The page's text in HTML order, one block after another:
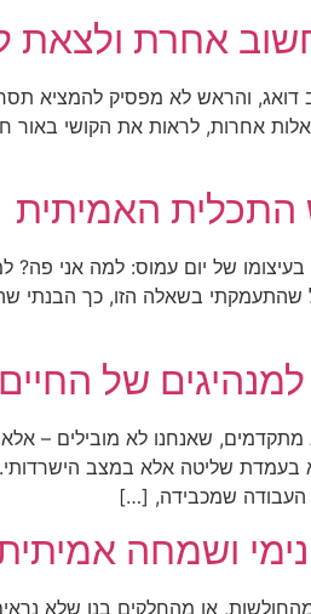
אחרת ולצאת
דואג, והראש לא מפסיק להמציא
אחרות, לראות את הקושי באור
התכלית האמיתית
של יום עמוס: למה אני
בשאלה הזו, כך הבנתי
של
שאנחנו לא מובילים –
שליטה אלא במצב הישרדותי.
העבודה שמכבידה, […]
ושמחה
או מהחלקים בנו שלא